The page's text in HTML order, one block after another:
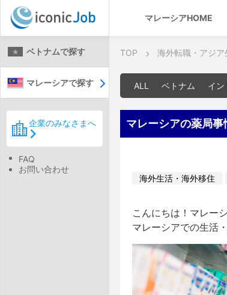
マレーシアHOME
ベトナムで探す
マレーシアで探す
企業のみなさまへ
FAQ
お問い合わせ
TOP 海外転職・アジ
ALL ベトナム イン
マレーシアの薬局
海外生活・海外移住
こんにちは！マレー
マレーシアでの生活